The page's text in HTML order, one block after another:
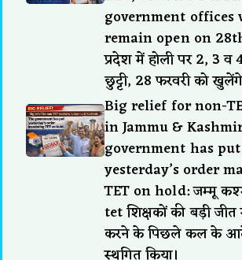
government
remain open on
प्रदेश में होली पर 2, 3 व
छुट्टी, 28 फरवरी को
Big relief for non-
in Jammu &
government has put
yesterday’s order
TET on hold: जम्मू
tet शिक्षकों की बड़ी
करने के पिछले कल के